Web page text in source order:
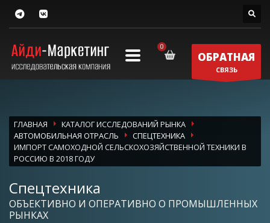
ОБРАТНАЯ
СВЯЗЬ
ГЛАВНАЯ
КАТАЛОГ ИССЛЕДОВАНИЙ РЫНКА
АВТОМОБИЛЬНАЯ ОТРАСЛЬ
СПЕЦТЕХНИКА
ИМПОРТ САМОХОДНОЙ СЕЛЬСКОХОЗЯЙСТВЕННОЙ ТЕХНИКИ В
РОССИЮ В 2018 ГОДУ
Спецтехника
ОБЪЕКТИВНО И ОПЕРАТИВНО О ПРОМЫШЛЕННЫХ
РЫНКАХ